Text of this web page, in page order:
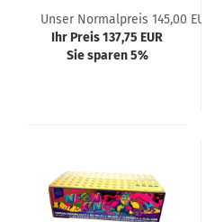
Unser Normalpreis 145,00 EUR
Ihr Preis 137,75 EUR
Sie sparen 5%